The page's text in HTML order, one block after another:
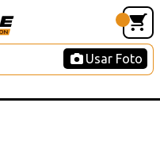
Usar Foto